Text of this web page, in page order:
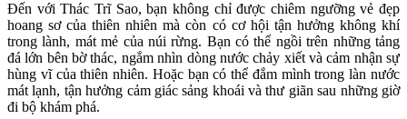
Đến với Thác Trĩ Sao, bạn không chỉ được chiêm ngưỡng vẻ đẹp
hoang sơ của thiên nhiên mà còn có cơ hội tận hưởng không khí
trong lành, mát mẻ của núi rừng. Bạn có thể ngồi trên những tảng
đá lớn bên bờ thác, ngắm nhìn dòng nước chảy xiết và cảm nhận sự
hùng vĩ của thiên nhiên. Hoặc bạn có thể đắm mình trong làn nước
mát lạnh, tận hưởng cảm giác sảng khoái và thư giãn sau những giờ
đi bộ khám phá.